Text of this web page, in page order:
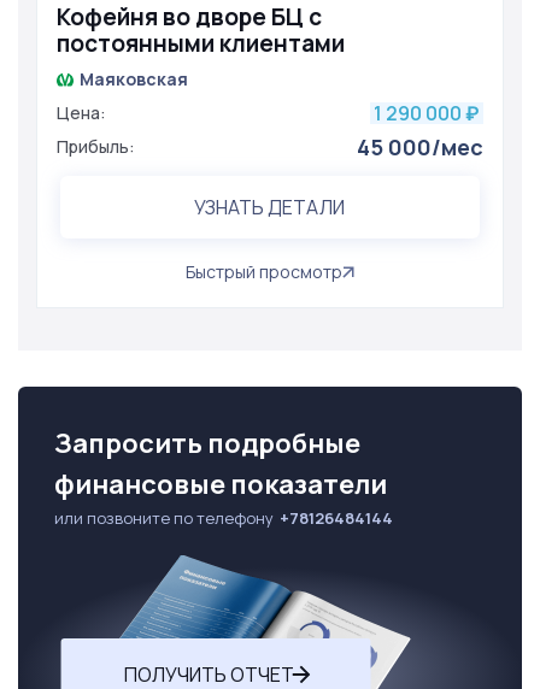
Кофейня во дворе БЦ с
постоянными клиентами
Маяковская
Цена:
1 290 000 ₽
Прибыль: 45 000/мес
УЗНАТЬ ДЕТАЛИ
Быстрый просмотр
Запросить подробные
финансовые показатели
или позвоните по телефону +78126484144
ПОЛУЧИТЬ ОТЧЕТ